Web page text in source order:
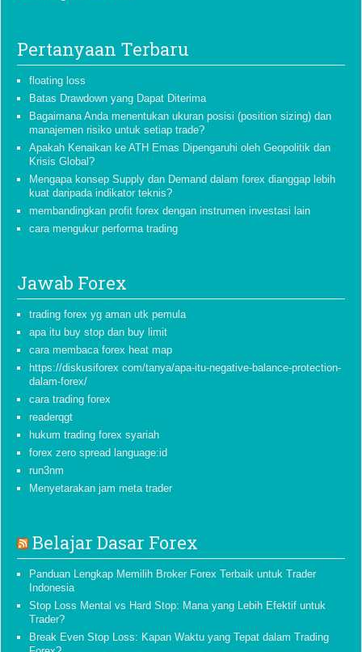
Pertanyaan Terbaru
floating loss
Batas Drawdown yang Dapat Diterima
Bagaimana Anda menentukan ukuran posisi (position sizing) dan
manajemen risiko untuk setiap trade?
Apakah Kenaikan ke ATH Emas Dipengaruhi oleh Geopolitik dan
Krisis Global?
Mengapa konsep Supply dan Demand dalam forex dianggap lebih
kuat daripada indikator teknis?
membandingkan profit forex dengan instrumen investasi lain
cara mengukur performa trading
Jawab Forex
trading forex yg aman utk pemula
apa itu buy stop dan buy limit
cara membaca forex heat map
https://diskusiforex com/tanya/apa-itu-negative-balance-protection-
dalam-forex/
cara trading forex
readerqgt
hukum trading forex syariah
forex zero spread language:id
run3nm
Menyetarakan jam meta trader
Belajar Dasar Forex
Panduan Lengkap Memilih Broker Forex Terbaik untuk Trader
Indonesia
Stop Loss Mental vs Hard Stop: Mana yang Lebih Efektif untuk
Trader?
Break Even Stop Loss: Kapan Waktu yang Tepat dalam Trading